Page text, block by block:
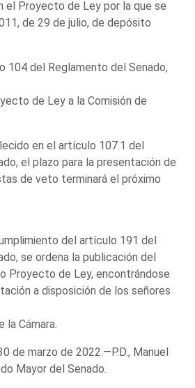
el Proyecto de Ley por la que se
de 29 de julio, de depósito
104 del Reglamento del Senado,
de Ley a la Comisión de
en el artículo 107.1 del
el plazo para la presentación de
de veto terminará el próximo
del artículo 191 del
se ordena la publicación del
Proyecto de Ley, encontrándose
a disposición de los señores
la Cámara.
de marzo de 2022.—P.D., Manuel
Mayor del Senado.